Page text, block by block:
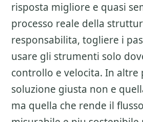
risposta migliore e quasi
processo reale della
responsabilita, togliere i
usare gli strumenti solo
controllo e velocita. In altre
soluzione giusta non e
ma quella che rende il